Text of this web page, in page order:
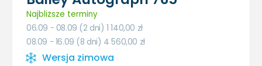
Najbliższe terminy
06.09 - 08.09 (2 dni) 1 140,00 zł
08.09 - 16.09 (8 dni) 4 560,00 zł
Wersja zimowa